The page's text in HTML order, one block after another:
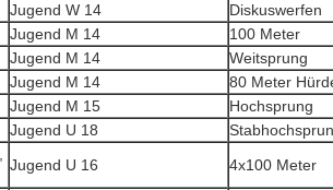
Jugend W 14
Diskuswerfen
Jugend M 14
100 Meter
Jugend M 14
Weitsprung
Jugend M 14
80 Meter
Jugend M 15
Hochsprung
Jugend U 18
Jugend U 16
4x100 Meter